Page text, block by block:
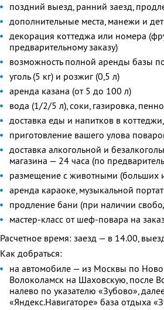
поздний выезд, ранний заезд,
дополнительные места, манежи и
декорация коттеджа или номера
предварительному заказу)
возможность полной аренды базы
уголь (5 кг) и розжиг (0,5 л)
аренда казана (от 5 до 100 л)
вода (1/2/5 л), соки, газировка,
доставка еды и напитков в
приготовление вашего улова
доставка алкогольной и
магазина — 24 часа (по
размещение с животными (больших
аренда караоке, музыкальной
продление бани (при наличии
мастер-класс от шеф-повара на
Расчетное время: заезд — в 14.00,
Как добраться:
на автомобиле — из Москвы по
Волоколамск на Шаховскую, после
налево по указателю «Зубово»,
«Яндекс.Навигаторе» база отдыха